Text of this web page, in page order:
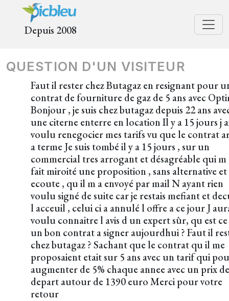
Depuis 2008
QUESTION D'UN VISITEUR
Faut il rester chez Butagaz en resignant pour
contrat de fourniture de gaz de 5 ans avec
Bonjour , je suis chez butagaz depuis 22 ans
une citerne enterre en location Il y a 15 jours j
voulu renegocier mes tarifs vu que le contrat
a terme Je suis tombé il y a 15 jours , sur un
commercial tres arrogant et désagréable qui m
fait miroité une proposition , sans alternative et
ecoute , qu il m a envoyé par mail N ayant rien
voulu signé de suite car je restais mefiant et
l acceuil , celui ci a annulé l offre a ce jour J
voulu connaitre l avis d un expert sûr, qu est
un bon contrat a signer aujourdhui ? Faut il
chez butagaz ? Sachant que le contrat qu il me
proposaient etait sur 5 ans avec un tarif qui
augmenter de 5% chaque annee avec un prix de
depart autour de 1390 euro Merci pour votre
retour